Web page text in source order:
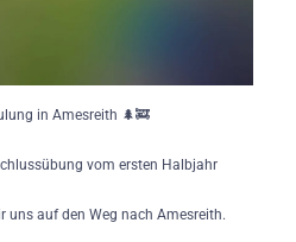
in Amesreith 🌲🚒
vom ersten Halbjahr
uns auf den Weg nach Amesreith.